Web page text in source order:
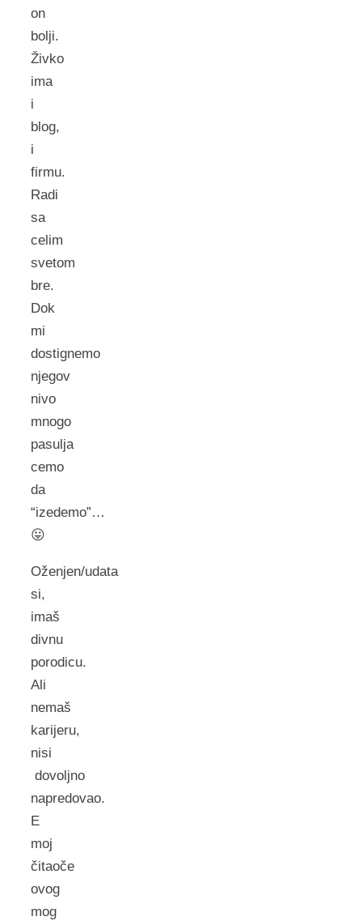
on
bolji.
Živko
ima
i
blog,
i
firmu.
Radi
sa
celim
svetom
bre.
Dok
mi
dostignemo
njegov
nivo
mnogo
pasulja
cemo
da
“izedemo”…
😛
Oženjen/udata
si,
imaš
divnu
porodicu.
Ali
nemaš
karijeru,
nisi
dovoljno
napredovao.
E
moj
čitaoče
ovog
mog